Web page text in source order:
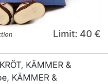
Limit: 40 €
KÄMMER &
KÄMMER &